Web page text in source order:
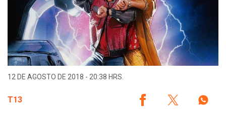
12 DE AGOSTO DE 2018 - 20:38 HRS.
T13